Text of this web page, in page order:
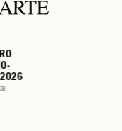
2026
2026
2026
2026